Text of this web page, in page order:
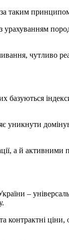
таким
чутливо
уникнути
а й активними
–